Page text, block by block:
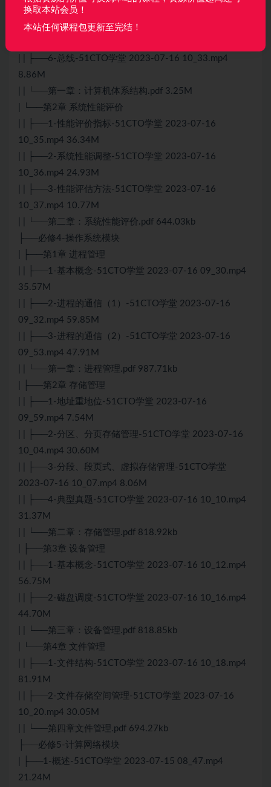
10_30.mp4 35.74M
| | ├──5-校验码-51CTO学堂 2023-07-16 10_32.mp4
| | ├──6-总线-51CTO学堂 2023-07-16 10_33.mp4
8.86M
| | └──第一章：计算机体系结构.pdf 3.25M
| └──第2章 系统性能评价
| | ├──1-性能评价指标-51CTO学堂 2023-07-16
10_35.mp4 36.34M
| | ├──2-系统性能调整-51CTO学堂 2023-07-16
10_36.mp4 24.93M
| | ├──3-性能评估方法-51CTO学堂 2023-07-16
10_37.mp4 10.77M
| | └──第二章：系统性能评价.pdf 644.03kb
├──必修4-操作系统模块
| ├──第1章 进程管理
| | ├──1-基本概念-51CTO学堂 2023-07-16 09_30.mp4
35.57M
| | ├──2-进程的通信（1）-51CTO学堂 2023-07-16
09_32.mp4 59.85M
| | ├──3-进程的通信（2）-51CTO学堂 2023-07-16
09_53.mp4 47.91M
| | └──第一章：进程管理.pdf 987.71kb
| ├──第2章 存储管理
| | ├──1-地址重地位-51CTO学堂 2023-07-16
09_59.mp4 7.54M
| | ├──2-分区、分页存储管理-51CTO学堂 2023-07-16
10_04.mp4 30.60M
| | ├──3-分段、段页式、虚拟存储管理-51CTO学堂
2023-07-16 10_07.mp4 8.06M
| | ├──4-典型真题-51CTO学堂 2023-07-16 10_10.mp4
31.37M
| | └──第二章：存储管理.pdf 818.92kb
| ├──第3章 设备管理
| | ├──1-基本概念-51CTO学堂 2023-07-16 10_12.mp4
56.75M
| | ├──2-磁盘调度-51CTO学堂 2023-07-16 10_16.mp4
44.70M
| | └──第三章：设备管理.pdf 818.85kb
| └──第4章 文件管理
| | ├──1-文件结构-51CTO学堂 2023-07-16 10_18.mp4
81.91M
| | ├──2-文件存储空间管理-51CTO学堂 2023-07-16
10_20.mp4 30.05M
| | └──第四章文件管理.pdf 694.27kb
├──必修5-计算网络模块
| ├──1-概述-51CTO学堂 2023-07-15 08_47.mp4
21.24M
换取本站会员！
本站任何课程包更新至完结！